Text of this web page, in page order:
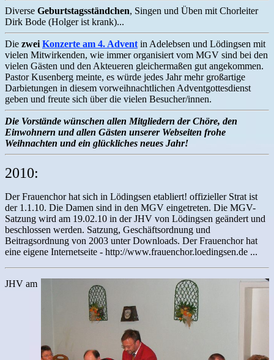
Diverse Geburtstagsständchen, Singen und Üben mit Chorleiter
Dirk Bode (Holger ist krank)...
Die zwei Konzerte am 4. Advent in Adelebsen und Lödingsen mit
vielen Mitwirkenden, wie immer organisiert vom MGV sind bei den
vielen Gästen und den Akteueren gleichermaßen gut angekommen.
Pastor Kusenberg meinte, es würde jedes Jahr mehr großartige
Darbietungen in diesem vorweihnachtlichen Adventgottesdienst
geben und freute sich über die vielen Besucher/innen.
Die Vorstände wünschen allen Mitgliedern der Chöre, den
Einwohnern und allen Gästen unserer Webseiten frohe
Weihnachten und ein glückliches neues Jahr!
2010:
Der Frauenchor hat sich in Lödingsen etabliert! offizieller Strat ist
der 1.1.10. Die Damen sind in den MGV eingetreten. Die MGV-
Satzung wird am 19.02.10 in der JHV von Lödingsen geändert und
beschlossen werden. Satzung, Geschäftsordnung und
Beitragsordnung von 2003 unter Downloads. Der Frauenchor hat
eine eigene Internetseite - http://www.frauenchor.loedingsen.de ...
JHV am